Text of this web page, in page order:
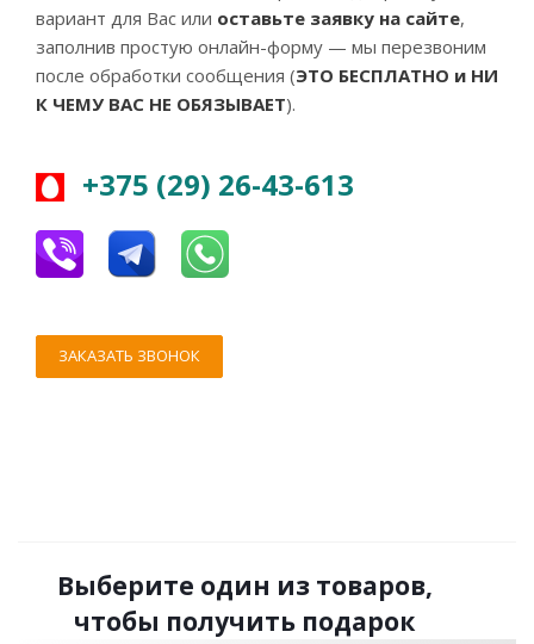
вариант для Вас или оставьте заявку на сайте,
заполнив простую онлайн-форму — мы перезвоним
после обработки сообщения (ЭТО БЕСПЛАТНО и НИ
К ЧЕМУ ВАС НЕ ОБЯЗЫВАЕТ).
+375 (29) 26-43-613
ЗАКАЗАТЬ ЗВОНОК
Выберите один из товаров,
чтобы получить подарок